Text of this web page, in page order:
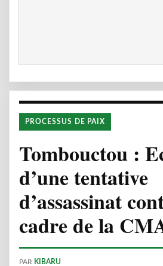
PROCESSUS DE PAIX
Tombouctou :
d’une tentative
d’assassinat
cadre de la
PAR KIBARU